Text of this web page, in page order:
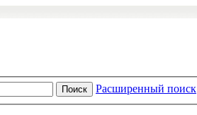
Поиск Расширенный поиск